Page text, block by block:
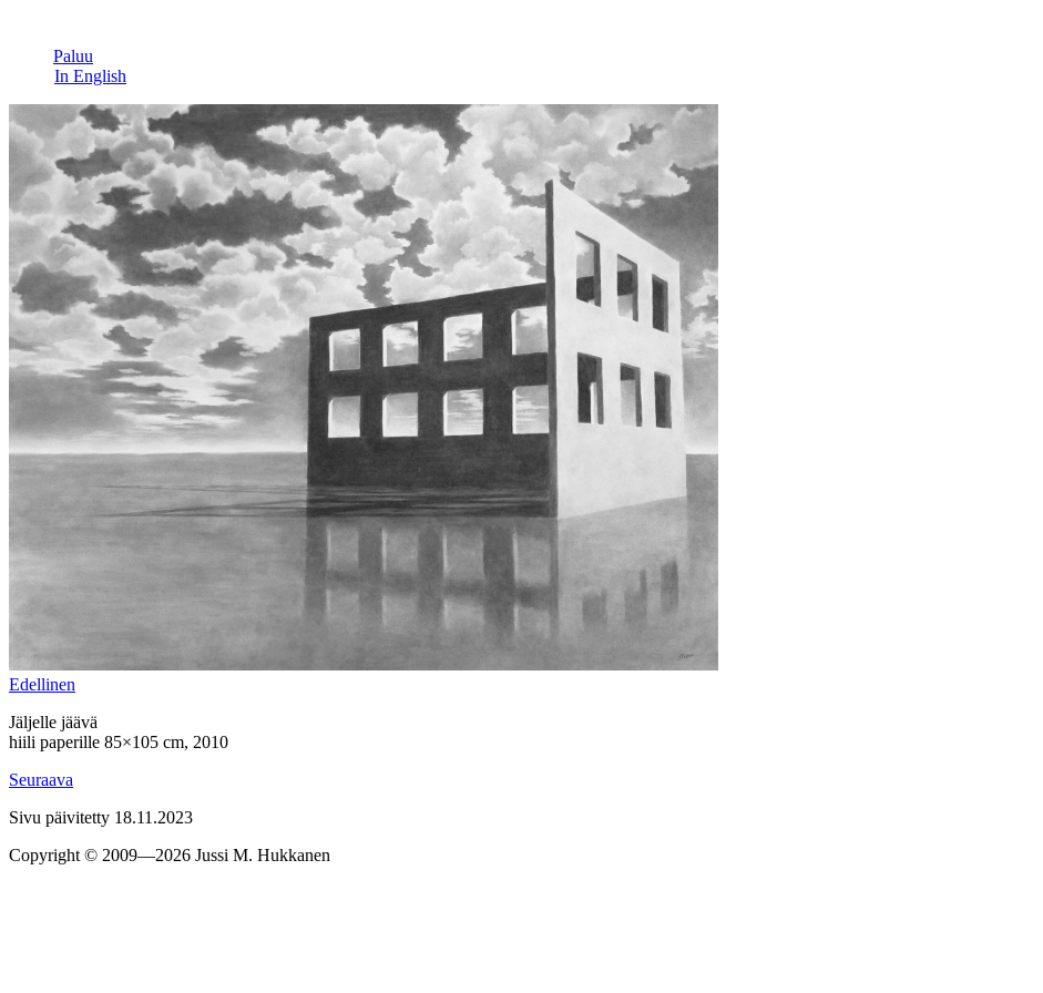
Paluu
In English
Edel­linen
Jäljelle jäävä
hiili paperille 85×105 cm, 2010
Seu­raava
Sivu päivitetty 18.11.2023
Copyright © 2009—2026 Jussi M. Hukkanen